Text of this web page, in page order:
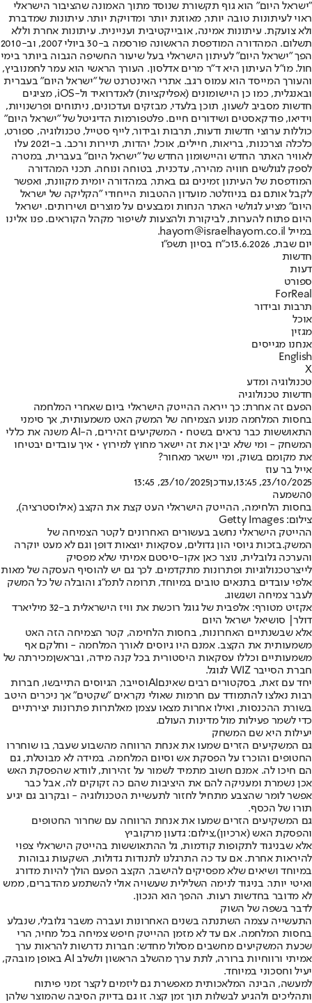
"ישראל היום" הוא גוף תקשורת שנוסד מתוך האמונה שהציבור הישראלי
ראוי לעיתונות טובה יותר, מאוזנת יותר ומדויקת יותר. עיתונות שמדברת
ולא צועקת. עיתונות אמינה, אובייקטיבית ועניינית. עיתונות אחרת וללא
תשלום. המהדורה המודפסת הראשונה פורסמה ב-30 ביולי 2007, וב-2010
הפך "ישראל היום" לעיתון הישראלי בעל שיעור החשיפה הגבוה ביותר בימי
חול. מו"ל העיתון היא ד"ר מרים אדלסון. העורך הראשי הוא עמר לחמנוביץ,
והעורך המייסד הוא עמוס רגב. אתרי האינטרנט של "ישראל היום" בעברית
ובאנגלית, כמו כן היישומונים (אפליקציות) לאנדרואיד ול-iOS, מציגים
חדשות מסביב לשעון, תוכן בלעדי, מבזקים ועדכונים, ניתוחים ופרשנויות,
וידיאו, פודקאסטים ושידורים חיים. פלטפורמות הדיגיטל של "ישראל היום"
כוללות ערוצי חדשות ודעות, תרבות ובידור, לייף סטייל, טכנולוגיה, ספורט,
כלכלה וצרכנות, בריאות, חיילים, אוכל, יהדות, תיירות ורכב. ב-2021 עלו
לאוויר האתר החדש והיישומון החדש של "ישראל היום" בעברית, במטרה
לספק לגולשים חוויה מהירה, עדכנית, בטוחה ונוחה. תכני המהדורה
המודפסת של העיתון זמינים גם באתר, במהדורה יומית מקוונת, ואפשר
לקבל אותם גם בניוזלטר. מועדון ההטבות הייחודי "הקליקה של ישראל
היום" מציע לגולשי האתר הנחות ומבצעים על מוצרים ושירותים. ישראל
היום פתוח להערות, לביקורת ולהצעות לשיפור מקהל הקוראים. פנו אלינו
במייל hayom@israelhayom.co.il.
יום שבת, 13.6.2026
כ"ח בסיון תשפ"ו
חדשות
דעות
ספורט
ForReal
תרבות ובידור
אוכל
מגזין
אנחנו מגייסים
English
X
טכנולוגיה ומדע
חדשות טכנולוגיה
הפעם זה אחרת: כך ייראה ההייטק הישראלי ביום שאחרי המלחמה
בחסות המלחמה מנוע הצמיחה של המשק האט משמעותית, אך סימני
התאוששות כבר נראים בשטח • המשקיעים זהירים, ה-AI משנה את כללי
המשחק - ומי שלא יבין את זה יישאר מחוץ למירוץ • איך עובדים יבטיחו
את מקומם בשוק, ומי יישאר מאחור?
אייל בר עוז
23/10/2025, 13:45
,עודכן23/10/2025, 13:45
0השמעה
בחסות הלחימה, ההייטק הישראלי העט קצת את הקצב (אילוסטרציה),
צילום: Getty Images
ההייטק הישראלי נחשב בעשורים האחרונים לקטר הצמיחה של
המשק.בזכות גיוסי הון גדולים, עסקאות יוצאות דופן וגם לא מעט יוקרה
והערכה גלובלית, נוצר כאן אקו-סיסטם אמיתי שלא מפסיק
לייצרטכנולוגיות ופתרונות מתקדמים. לכך גם יש להוסיף העסקה של מאות
אלפי עובדים בתנאים טובים במיוחד, תרומה לתמ"ג והובלה של כל המשק
לעבר צמיחה ושגשוג.
אקזיט מטורף: אלפבית של גוגל רוכשת את וויז הישראלית ב-32 מיליארד
דולר| סושיאל ישראל היום
אלא שבשנתיים האחרונות, בחסות הלחימה, קטר הצמיחה הזה האט
משמעותית את הקצב. אמנם היו גיוסים לאורך המלחמה - וחלקם אף
משמעותיים וכללו עסקאות היסטורית בכל קנה מידה, ובראשןמכירתה של
חברת הסייבר WIZ לגוגל
.
יחד עם זאת, בסקטורים רבים שאינם AIוסייבר, הגיוסים התייבשו, חברות
רבות נאלצו להתמודד עם חרמות שאולי נקראים "שקטים" אך ניכרים היטב
בשורת ההכנסות, ואילו אחרות מצאו עצמן מאלתרות פתרונות יצירתיים
כדי לשמר פעילות מול מדינות העולם.
יעילות היא שם המשחק
גם המשקיעים הזרים שמעו את אנחת הרווחה מהשבוע שעבר, בו שוחררו
החטופים והוכרז על הפסקת אש וסיום המלחמה. במידה לא מבוטלת, גם
הם חיכו לה. אמנם חשוב מתמיד לשמור על זהירות, לוודא שהפסקת האש
אכן נשמרת ומעניקה להם את היציבות שהם כה זקוקים לה, אבל כבר
אפשר לומר שהצבע מתחיל לחזור לתעשיית הטכנולוגיה - ובקרוב גם יגיע
תורו של הכסף.
גם המשקיעים הזרים שמעו את אנחת הרווחה עם שחרור החטופים
והפסקת האש (ארכיון),צילום: גדעון מרקוביץ
אלא שבניגוד לתקופות קודמות, גל ההתאוששות בהייטק הישראלי צפוי
להיראות אחרת. אם עד כה התרגלנו לתנודות גדולות, השקעות גבוהות
במיוחד ושיאים שלא מפסיקים להישבר, הקצב הפעם הולך להיות מדורג
ואיטי יותר. בניגוד לנימה השלילית שעשויה אולי להשתמע מהדברים, ממש
לא מדובר בחדשות רעות. ההפך הוא הנכון.
לדבר בשפה של השוק
התעשייה עצמה השתנתה בשנים האחרונות ועברה משבר גלובלי, שנבלע
בחסות המלחמה. אם עד לא מזמן ההייטק חיפש צמיחה בכל מחיר, הרי
שכעת המשקיעים מחשבים מסלול מחדש: חברות נדרשות להראות ערך
אמיתי ורווחיות ברורה, לתת ערך מהשלב הראשון ולשלב AI באופן מובהק,
יעיל וחסכוני במיוחד.
למעשה, הבינה המלאכותית מאפשרת גם ליזמים לקצר זמני פיתוח
ותהליכים ולהגיע לבשלות תוך זמן קצר. זו גם בדיוק הסיבה שהמוצר שלהן